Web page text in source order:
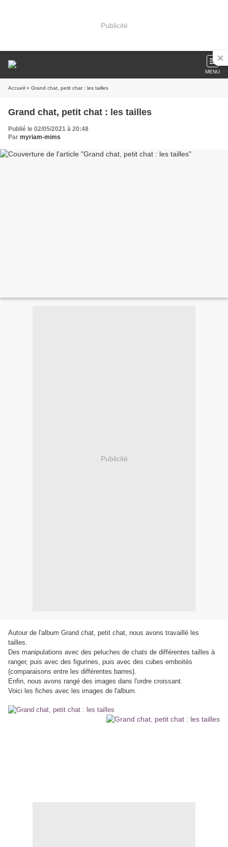
Publicité
MENU
Accueil » Grand chat, petit chat : les tailles
Grand chat, petit chat : les tailles
Publié le 02/05/2021 à 20:48
Par myriam-mims
Publicité
Autour de l'album Grand chat, petit chat, nous avons travaillé les
tailles.
Des manipulations avec des peluches de chats de différentes tailles à
ranger, puis avec des figurines, puis avec des cubes emboités
(comparaisons entre les différentes barres).
Enfin, nous avons rangé des images dans l'ordre croissant.
Voici les fiches avec les images de l'album.